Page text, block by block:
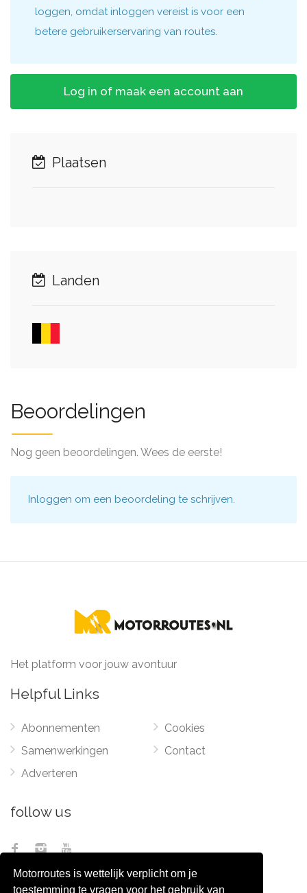
Motorroutes is wettelijk verplicht om je
toestemming te vragen voor het gebruik van
loggen, omdat inloggen vereist is voor een
betere gebruikerservaring van routes.
Log in of maak een account aan
Plaatsen
Landen
Beoordelingen
Nog geen beoordelingen. Wees de eerste!
Inloggen om een beoordeling te schrijven.
Het platform voor jouw avontuur
Helpful Links
Abonnementen
Samenwerkingen
Adverteren
Cookies
Contact
follow us